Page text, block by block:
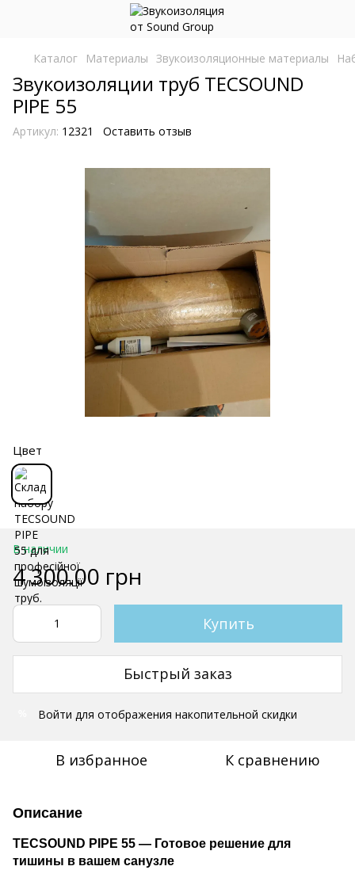
Каталог Материалы Звукоизоляционные материалы
Звукоизоляции труб TECSOUND
PIPE 55
Артикул: 12321 Оставить отзыв
Цвет
В наличии
4 300.00 грн
Купить
Быстрый заказ
Войти для отображения накопительной скидки
В избранное К сравнению
Описание
TECSOUND PIPE 55 — Готовое решение для
тишины в вашем санузле